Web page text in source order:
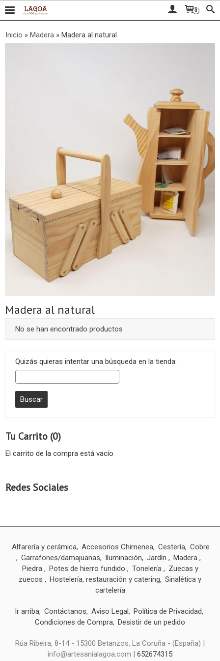
0
Tu Carrito (0)
El carrito de la compra está vacío
Redes Sociales
Inicio » Madera » Madera al natural
Madera al natural
No se han encontrado productos
Quizás quieras intentar una búsqueda en la tienda:
Alfarería y cerámica Accesorios Chimenea Cestería Cobre
Garrafones/damajuanas
Iluminación Jardín
Madera
Piedra
Potes de hierro fundido Tonelería
Zuecas y
zuecos
Hostelería, restauración y catering
Sinalética y
cartelería
Ir arriba Contáctanos Aviso Legal
Política de Privacidad
Condiciones de Compra Desistir de un pedido
Rúa Ribeira, 8-14 - 15300 Betanzos, La Coruña - (España) |
info@artesanialagoa.com | 652674315